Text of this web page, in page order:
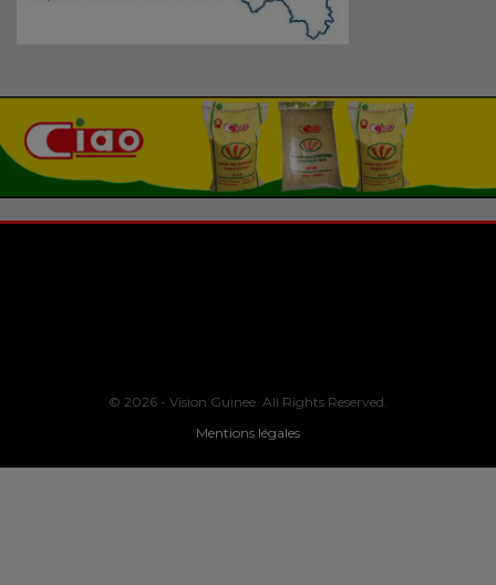
© 2026 - Vision Guinee. All Rights Reserved.
Mentions légales